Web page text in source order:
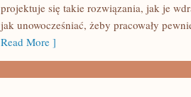
projektuje się takie rozwiązania, jak je
jak unowocześniać, żeby pracowały
Read More ]